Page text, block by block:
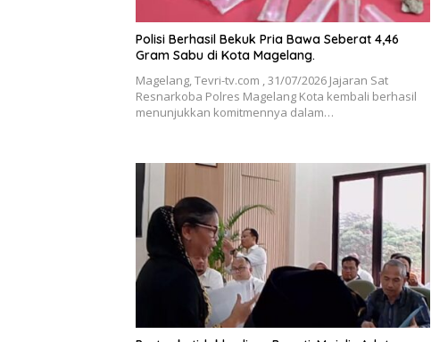
Polisi Berhasil Bekuk Pria Bawa Seberat 4,46
Gram Sabu di Kota Magelang.
Magelang, Tevri-tv.com , 31/07/2026 Jajaran Sat
Resnarkoba Polres Magelang Kota kembali berhasil
menunjukkan komitmennya dalam…